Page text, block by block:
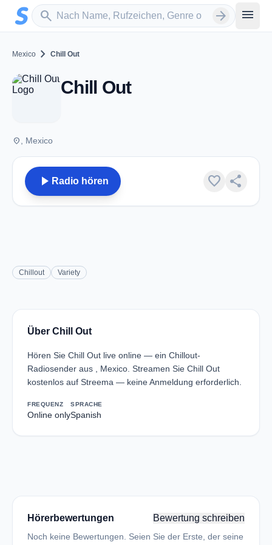
Zum Hauptinhalt springen
search
Sender suchen arrow_forward menu
Mexico chevron_right Chill Out
Chill Out
place , Mexico
play_arrow Radio hören favorite share
Chillout Variety
Über Chill Out
Hören Sie Chill Out live online — ein Chillout-
Radiosender aus , Mexico. Streamen Sie Chill Out
kostenlos auf Streema — keine Anmeldung erforderlich.
FREQUENZ
Online only
SPRACHE
Spanish
Hörerbewertungen Bewertung schreiben
Noch keine Bewertungen. Seien Sie der Erste, der seine